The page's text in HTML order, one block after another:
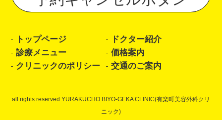
トップページ
ドクター紹介
診療メニュー
価格案内
クリニックのポリシー
交通のご案内
all rights reserved YURAKUCHO BIYO-GEKA CLINIC(有楽町美容外科クリ
ニック)